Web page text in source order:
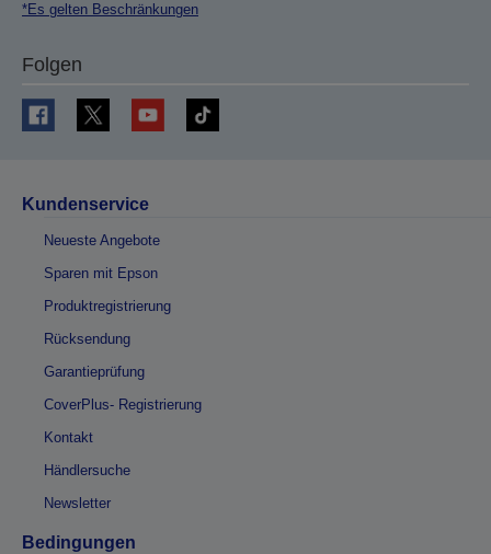
*Es gelten Beschränkungen
Folgen
Kundenservice
Neueste Angebote
Sparen mit Epson
Produktregistrierung
Rücksendung
Garantieprüfung
CoverPlus- Registrierung
Kontakt
Händlersuche
Newsletter
Bedingungen